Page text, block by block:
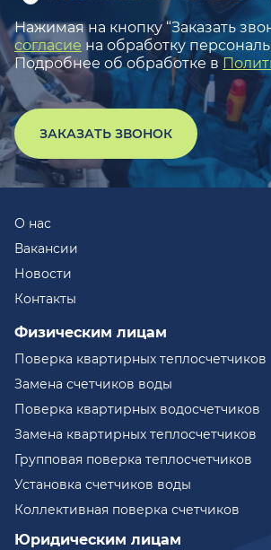
Нажимая на кнопку “Заказать
согласие на обработку
Подробнее об обработке в
ЗАКАЗАТЬ ЗВОНОК
О нас
Вакансии
Новости
Контакты
Физическим лицам
Поверка квартирных теплосчетчиков
Замена счетчиков воды
Поверка квартирных водосчетчиков
Замена квартирных теплосчетчиков
Групповая поверка теплосчетчиков
Установка счетчиков воды
Коллективная поверка счетчиков
Юридическим лицам